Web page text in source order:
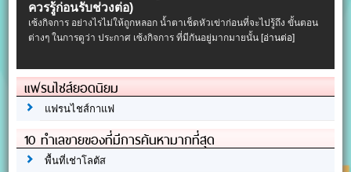
ควรรู้ก่อนรับช่วงต่อ)
เซ้งกิจการ อย่างไรไม่ให้ถูกหลอก น้ำตาเช็ดหัวเข่าก่อนที่จะไปรู้ถึง ขั้นตอน
ต่างๆ ในการดูว่า ประกาศ เซ้งกิจการ ที่มีกันอยู่มากมายนั้น [อ่านต่อ]
แฟรนไชส์ยอดนิยม
แฟรนไชส์กาแฟ
10 ทำเลขายของที่มีการค้นหามากที่สุด
พื้นที่เช่าโลตัส